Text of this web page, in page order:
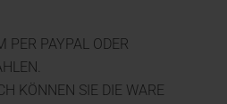
PER PAYPAL ODER
KÖNNEN SIE DIE WARE